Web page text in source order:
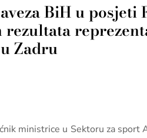
BiH u
Zadru
ministrice u Sektoru za